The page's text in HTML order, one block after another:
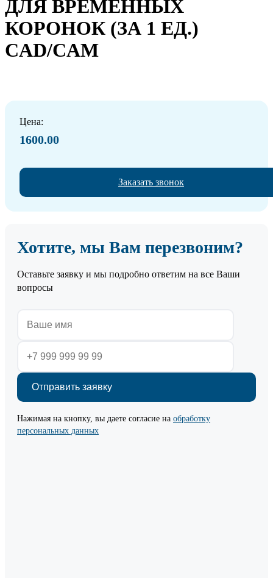
ДЛЯ ВРЕМЕННЫХ
КОРОНОК (ЗА 1 ЕД.)
CAD/CAM
Цена:
1600.00
Заказать звонок
Хотите, мы Вам перезвоним?
Оставьте заявку и мы подробно ответим на все Ваши
вопросы
Нажимая на кнопку, вы даете согласие на обработку
персональных данных